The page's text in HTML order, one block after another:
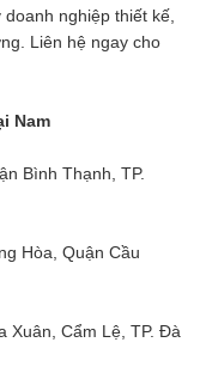
nghiệp thiết kế,
Liên hệ ngay cho
Nam
Bình Thạnh, TP.
Hòa, Quận Cầu
Xuân, Cẩm Lệ, TP. Đà